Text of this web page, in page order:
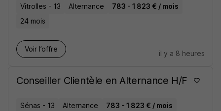
Vitrolles - 13 Alternance
783 - 1 823 € / mois
24 mois
Voir l’offre
il y a 8 heures
Conseiller Clientèle en Alternance H/F
Sénas - 13 Alternance
783 - 1 823 € / mois